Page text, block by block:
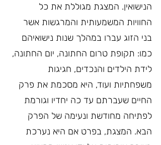
הנישואין. המצגת מגוללת את כל
החוויות המשמעותית והמרגשות אשר
בני הזוג עברו במהלך שנות נישואיהם
כמו: תקופת טרום החתונה, יום החתונה,
לידת הילדים והנכדים, חגיגות
משפחתיות ועוד, היא מסכמת את פרק
החיים שעברתם עד כה יחדיו וגורמת
לפתיחה מחודשת ונעימה של הפרק
הבא. המצגת, בפרט אם היא נערכת